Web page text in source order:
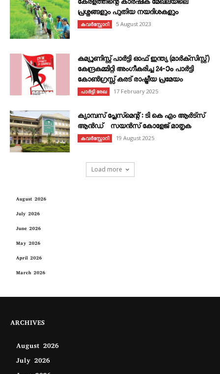
കേരളത്തിന്റെ കാർഷിക മേഖലയിലെ
പ്രശ്നങ്ങളും പുതിയ നയദിശകളും
കവര്‍സ്റ്റോറി 5 August 2023
കമ്യൂണിസ്റ്റ് പാർട്ടി ഓഫ് ഇന്ത്യ (മാർക്സിസ്റ്റ്)
കേന്ദ്രകമ്മിറ്റി അംഗീകരിച്ച 24‐ാം പാർട്ടി
കോൺഗ്രസ്സ് കരട് രാഷ്ട്രീയ പ്രമേയം
പാർട്ടി രേഖ 17 February 2025
ക്യാമ്പസ് പ്ലേസ്മെന്റ് : ടി കെ എം ആർട്സ്
ആൻഡ് സയൻസ് കോളേജ് മാതൃക
കവര്‍സ്റ്റോറി 19 August 2025
Load more
August 2026
July 2026
June 2026
May 2026
April 2026
March 2026
ARCHIVES
August 2026
July 2026